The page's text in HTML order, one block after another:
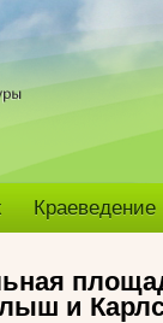
Краеведение
и